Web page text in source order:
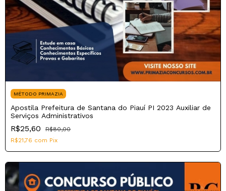
MÉTODO PRIMAZIA
Apostila Prefeitura de Santana do Piauí PI 2023 Auxiliar de
Serviços Administrativos
R$25,60
R$80,00
R$21,76 com Pix